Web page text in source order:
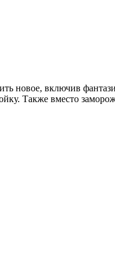
новое, включив
Также вместо